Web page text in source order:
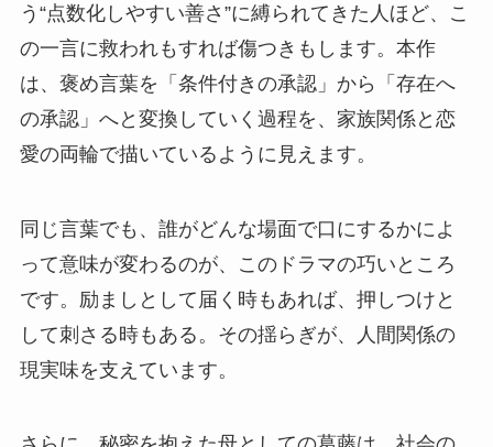
う“点数化しやすい善さ”に縛られてきた人ほど、こ
の一言に救われもすれば傷つきもします。本作
は、褒め言葉を「条件付きの承認」から「存在へ
の承認」へと変換していく過程を、家族関係と恋
愛の両輪で描いているように見えます。
同じ言葉でも、誰がどんな場面で口にするかによ
って意味が変わるのが、このドラマの巧いところ
です。励ましとして届く時もあれば、押しつけと
して刺さる時もある。その揺らぎが、人間関係の
現実味を支えています。